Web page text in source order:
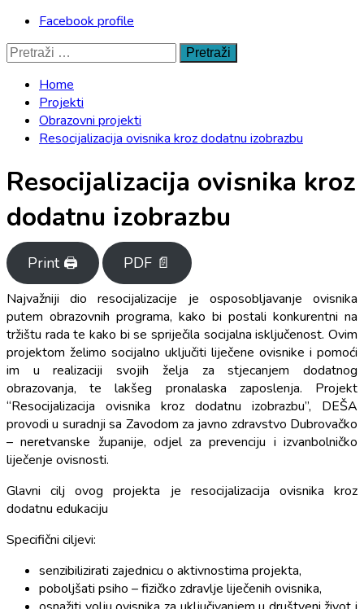
Facebook profile
Pretraži:
Home
Projekti
Obrazovni projekti
Resocijalizacija ovisnika kroz dodatnu izobrazbu
Resocijalizacija ovisnika kroz
dodatnu izobrazbu
Print 🖨 PDF 📄
Najvažniji dio resocijalizacije je osposobljavanje ovisnika
putem obrazovnih programa, kako bi postali konkurentni na
tržištu rada te kako bi se spriječila socijalna isključenost. Ovim
projektom želimo socijalno uključiti liječene ovisnike i pomoći
im u realizaciji svojih želja za stjecanjem dodatnog
obrazovanja, te lakšeg pronalaska zaposlenja. Projekt
“Resocijalizacija ovisnika kroz dodatnu izobrazbu”, DEŠA
provodi u suradnji sa Zavodom za javno zdravstvo Dubrovačko
– neretvanske županije, odjel za prevenciju i izvanbolničko
liječenje ovisnosti.
Glavni cilj ovog projekta je resocijalizacija ovisnika kroz
dodatnu edukaciju
Specifični ciljevi:
senzibilizirati zajednicu o aktivnostima projekta,
poboljšati psiho – fizičko zdravlje liječenih ovisnika,